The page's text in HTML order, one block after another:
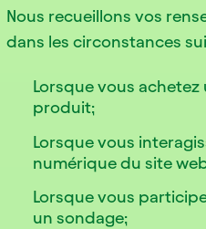
Nous recueillons vos
dans les circonstances
Lorsque vous
produit;
Lorsque vous
numérique du site
Lorsque vous
un sondage;